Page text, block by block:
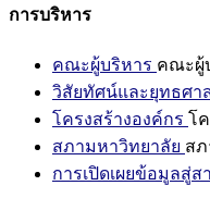
การบริหาร
คณะผู้บริหาร คณะผู้
วิสัยทัศน์และยุทธศา
โครงสร้างองค์กร โ
สภามหาวิทยาลัย ส
การเปิดเผยข้อมูลสู่ส